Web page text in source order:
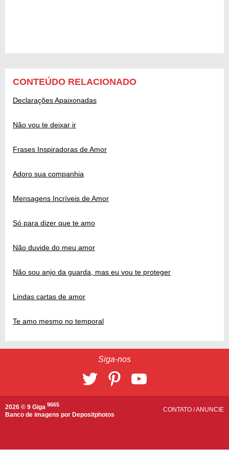
CONTEÚDO RELACIONADO
Declarações Apaixonadas
Não vou te deixar ir
Frases Inspiradoras de Amor
Adoro sua companhia
Mensagens Incríveis de Amor
Só para dizer que te amo
Não duvide do meu amor
Não sou anjo da guarda, mas eu vou te proteger
Lindas cartas de amor
Te amo mesmo no temporal
Siga-nos
2026 © 9 Giga 9665
Banco de imagens por Depositphotos
CONTATO /ANUNCIE